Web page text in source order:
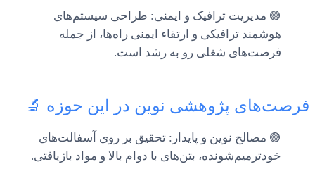
🟢 مدیریت ترافیک و ایمنی: طراحی سیستم‌های
هوشمند ترافیکی و ارتقاء ایمنی راه‌ها، از جمله
فرصت‌های شغلی رو به رشد است.
فرصت‌های پژوهشی نوین در این حوزه 🔬
🟢 مصالح نوین و پایدار: تحقیق بر روی آسفالت‌های
خودترمیم‌شونده، بتن‌های با دوام بالا و مواد بازیافتی.